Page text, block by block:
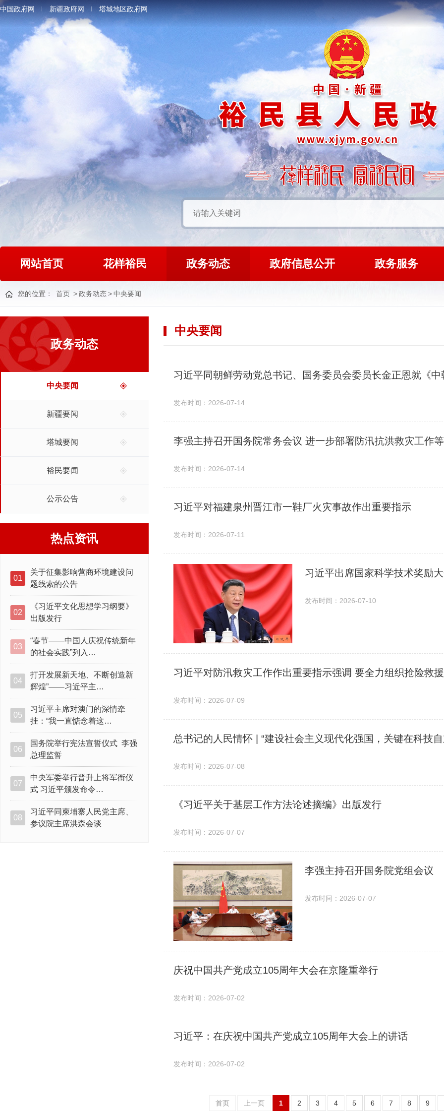
中国政府网 新疆政府网 塔城地区政府网
网站首页 花样裕民 政务动态 政府信息公开 政务服务
您的位置： 首页 >政务动态>中央要闻
政务动态
中央要闻
新疆要闻
塔城要闻
裕民要闻
公示公告
热点资讯
01
关于征集影响营商环境建设问
题线索的公告
02
《习近平文化思想学习纲要》
出版发行
03
“春节——中国人庆祝传统新年
的社会实践”列入…
04
打开发展新天地、不断创造新
辉煌”——习近平主…
05
习近平主席对澳门的深情牵
挂：“我一直惦念着这…
06
国务院举行宪法宣誓仪式 李强
总理监誓
07
中央军委举行晋升上将军衔仪
式 习近平颁发命令…
08
习近平同柬埔寨人民党主席、
参议院主席洪森会谈
中央要闻
习近平同朝鲜劳动党总书记、国务委员会委员长金正恩就《
发布时间：2026-07-14
李强主持召开国务院常务会议 进一步部署防汛抗洪救灾工作等
发布时间：2026-07-14
习近平对福建泉州晋江市一鞋厂火灾事故作出重要指示
发布时间：2026-07-11
发布时间：2026-07-10
发布时间：2026-07-09
总书记的人民情怀 | “建设社会主义现代化强国，关键在科技
发布时间：2026-07-08
《习近平关于基层工作方法论述摘编》出版发行
发布时间：2026-07-07
李强主持召开国务院党组会议
发布时间：2026-07-07
庆祝中国共产党成立105周年大会在京隆重举行
发布时间：2026-07-02
习近平：在庆祝中国共产党成立105周年大会上的讲话
发布时间：2026-07-02
首页 上一页 1 2 3 4 5 6 7 8 9